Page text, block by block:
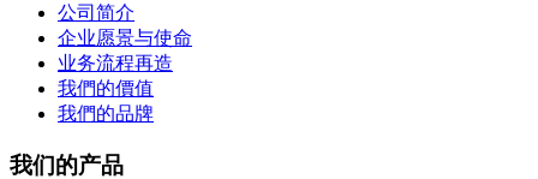
公司简介
企业愿景与使命
业务流程再造
我們的價值
我們的品牌
我们的产品